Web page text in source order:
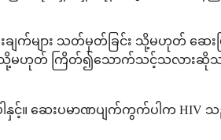
များ သတ်မှတ်ခြင်း သို့မဟုတ် ဆေးပ
ား သို့မဟုတ် ကြိတ်၍သောက်သင့်သလား
ါနှင့်။ ဆေးပမာဏပျက်ကွက်ပါက